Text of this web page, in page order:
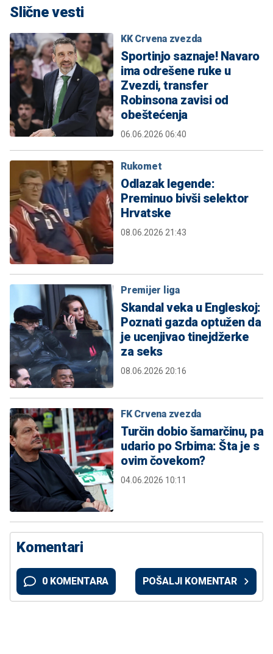
Slične vesti
KK Crvena zvezda
Sportinjo saznaje! Navaro
ima odrešene ruke u
Zvezdi, transfer
Robinsona zavisi od
obeštećenja
06.06.2026 06:40
Rukomet
Odlazak legende:
Preminuo bivši selektor
Hrvatske
08.06.2026 21:43
Premijer liga
Skandal veka u Engleskoj:
Poznati gazda optužen da
je ucenjivao tinejdžerke
za seks
08.06.2026 20:16
FK Crvena zvezda
Turčin dobio šamarčinu, pa
udario po Srbima: Šta je s
ovim čovekom?
04.06.2026 10:11
Komentari
0 KOMENTARA POŠALJI KOMENTAR